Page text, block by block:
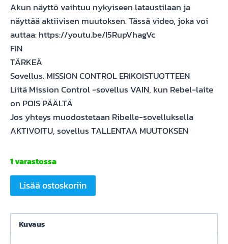
Akun näyttö vaihtuu nykyiseen lataustilaan ja
näyttää aktiivisen muutoksen. Tässä video, joka voi
auttaa: https://youtu.be/I5RupVhagVc
FIN
TÄRKEÄ
Sovellus. MISSION CONTROL ERIKOISTUOTTEEN
Liitä Mission Control -sovellus VAIN, kun Rebel-laite
on POIS PÄÄLTÄ
Jos yhteys muodostetaan Ribelle-sovelluksella
AKTIVOITU, sovellus TALLENTAA MUUTOKSEN
1 varastossa
SpeedFun
Ribelle
Specialized
Turbo
Lisää ostoskoriin
Kuvaus